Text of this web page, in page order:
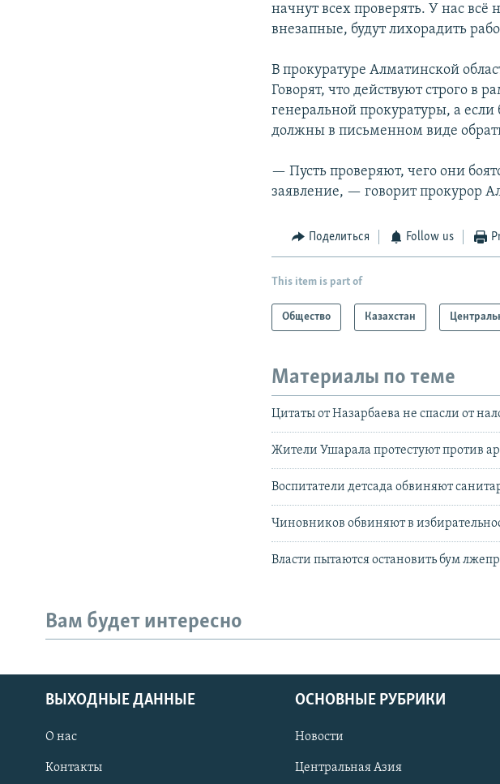
начнут всех проверять. У нас
внезапные, будут лихорадить
В прокуратуре Алматинской
Говорят, что действуют строго в
генеральной прокуратуры, а если
должны в письменном виде
— Пусть проверяют, чего они
заявление, — говорит прокурор
Поделиться Follow us
This item is part of
Общество Казахстан
Материалы по теме
Цитаты от Назарбаева не спасли от
Жители Ушарала протестуют против
Воспитатели детсада обвиняют
Чиновников обвиняют в
Власти пытаются остановить бум
Вам будет интересно
ВЫХОДНЫЕ ДАННЫЕ
О нас
Контакты
ОСНОВНЫЕ РУБРИКИ
Новости
Центральная Азия